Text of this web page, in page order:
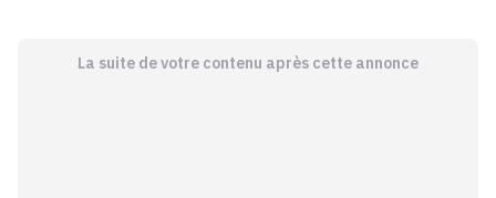
La suite de votre contenu après cette annonce